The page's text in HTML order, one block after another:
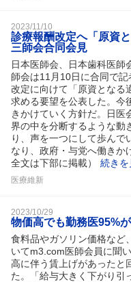
2023/11/10
診療報酬改定へ「原資
三師会合同会見
日本医師会、日本歯科医師
師会は11月10日に合同で
改定に向けて「原資となる
求める要望を公表した。今
きかけていく方針だ。日医
界の中を分断するような動
り、声を一つにして歩んで
なり、政府・与党へ働きか
全文は下部に掲載）
続きを
医療維新
2023/10/29
物価高でも勤務医95%
食料品やガソリン価格など
いてm3.com医師会員に聞
高に伴う賃上げがあったと
た。「給与大きく下がり引